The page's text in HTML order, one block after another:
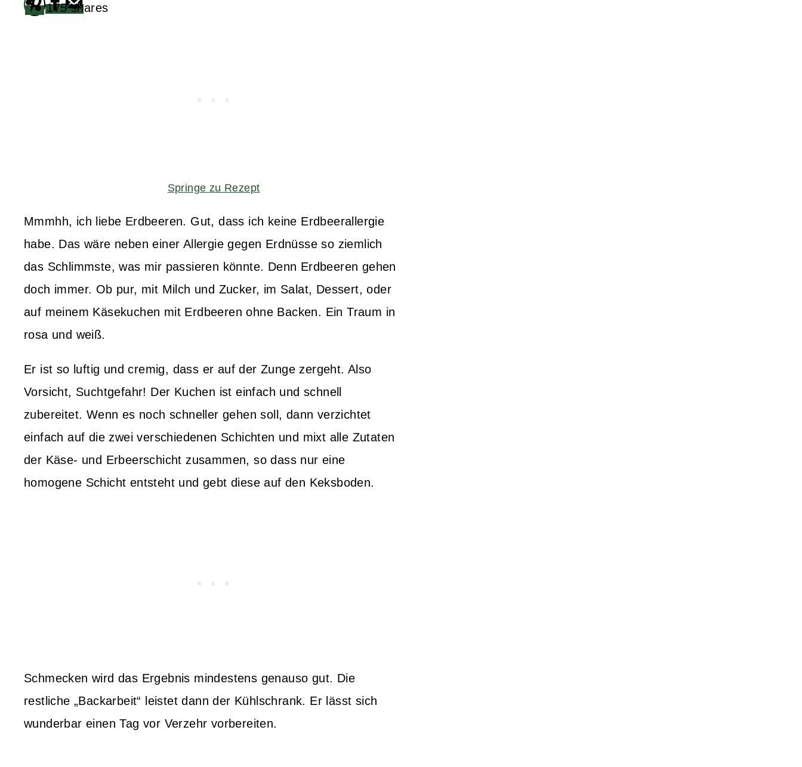
175 shares
Springe zu Rezept
Mmmhh, ich liebe Erdbeeren. Gut, dass ich keine Erdbeerallergie
habe. Das wäre neben einer Allergie gegen Erdnüsse so ziemlich
das Schlimmste, was mir passieren könnte. Denn Erdbeeren gehen
doch immer. Ob pur, mit Milch und Zucker, im Salat, Dessert, oder
auf meinem Käsekuchen mit Erdbeeren ohne Backen. Ein Traum in
rosa und weiß.
Er ist so luftig und cremig, dass er auf der Zunge zergeht. Also
Vorsicht, Suchtgefahr! Der Kuchen ist einfach und schnell
zubereitet. Wenn es noch schneller gehen soll, dann verzichtet
einfach auf die zwei verschiedenen Schichten und mixt alle Zutaten
der Käse- und Erbeerschicht zusammen, so dass nur eine
homogene Schicht entsteht und gebt diese auf den Keksboden.
Schmecken wird das Ergebnis mindestens genauso gut. Die
restliche „Backarbeit“ leistet dann der Kühlschrank. Er lässt sich
wunderbar einen Tag vor Verzehr vorbereiten.